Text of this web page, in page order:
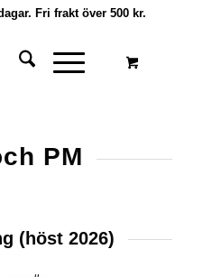
Fri frakt över 500 kr.
PM
(höst 2026)